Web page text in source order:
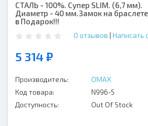
СТАЛЬ - 100%. Супер SLIM. (6,7 мм).
Диаметр - 40 мм.Замок на
в Подарок!!!
0 отзывов | Написать
5 314 ₽
Производитель:
OMAX
Код товара:
N996-5
Доступность:
Out Of Stock